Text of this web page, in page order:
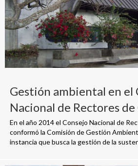
Gestión ambiental en el
Nacional de Rectores de
En el año 2014 el Consejo Nacional de
conformó la Comisión de Gestión
instancia que busca la gestión de la